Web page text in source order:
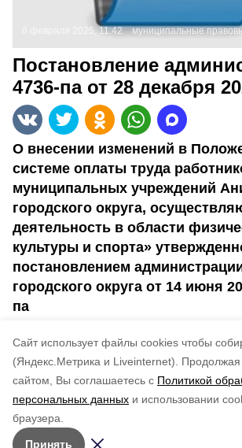
Cайт использует файлы cookies чтобы
(Яндекс.Метрика и Liveinternet).
Продолжая
сайтом, Вы соглашаетесь с Политикой
персональных данных и использовании
браузера.
Принять
6 февраля 2025, 11:42 муниципальные
Постановление
4736-па от 28 декабря
О внесении изменений в
системе оплаты труда
муниципальных учреждений
городского округа,
деятельность в области
культуры и спорта»
постановлением
городского округа от 14 июня
па
4736--па
по оценке
5